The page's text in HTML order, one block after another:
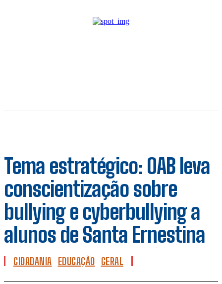
Tema estratégico: OAB leva
conscientização sobre
bullying e cyberbullying a
alunos de Santa Ernestina
CIDADANIA EDUCAÇÃO GERAL